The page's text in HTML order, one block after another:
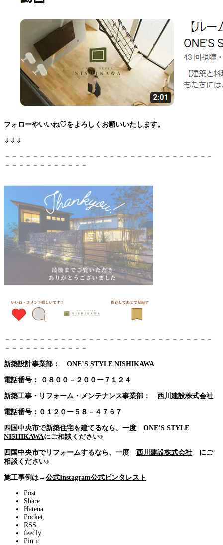
フォローやいいね♡をよろしくお願いいたします。
⇓⇓⇓
－－－－－－－－－－－－－－－－－－－－－－－－－－－－－－
－－－－－－－－－－－－
－－－－－－－－－－－－－－－－－－－－－－－－－－－－－－
－－－－－－－－－－－－
新築設計事業部： ONE’S STYLE NISHIKAWA
電話番号： ０８００－２００ー７１２４
新築工事・リフォーム・メンテナンス事業部： 西川建設株式会社
電話番号：０１２０ー５８－４７６７
四国中央市で新築住宅を建てるなら、一度 ONE’S STYLE
NISHIKAWAにご相談ください♪
四国中央市でリフォームするなら、一度 西川建設株式会社 にご
相談ください♪
施工事例は→ 公式Instagram公式ピンタレスト
Post
Share
Hatena
Pocket
RSS
feedly
Pin it